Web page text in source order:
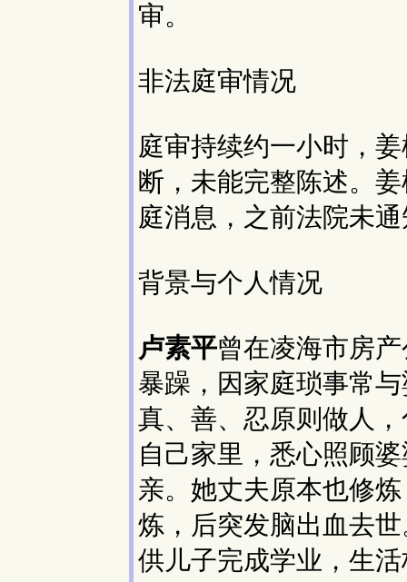
审。
非法庭审情况
庭审持续约一小时，
断，未能完整陈述。
庭消息，之前法院未
背景与个人情况
卢素平曾在凌海市房
暴躁，因家庭琐事常
真、善、忍原则做人
自己家里，悉心照顾
亲。她丈夫原本也修
炼，后突发脑出血去
供儿子完成学业，生